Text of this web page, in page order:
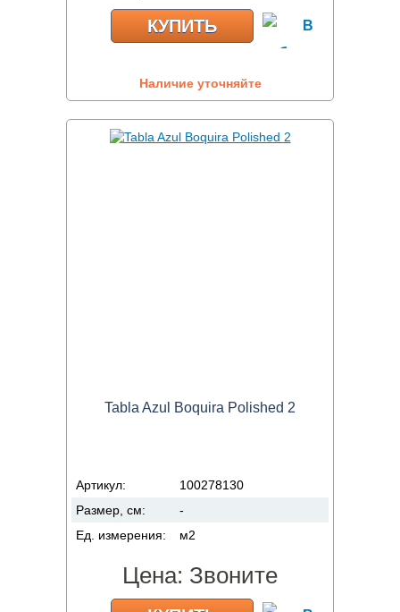
КУПИТЬ
Наличие уточняйте
Tabla Azul Boquira Polished 2
Артикул:
100278130
Размер, см:
-
Ед. измерения:
м2
Цена: Звоните